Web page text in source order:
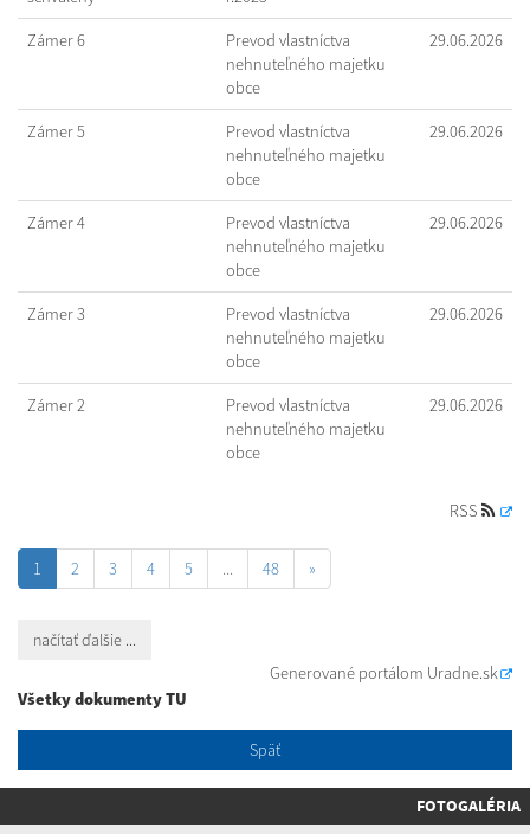
Zámer 6
Prevod vlastníctva
nehnuteľného majetku
obce
29.06.2026
Zámer 5
Prevod vlastníctva
nehnuteľného majetku
obce
29.06.2026
Zámer 4
Prevod vlastníctva
nehnuteľného majetku
obce
29.06.2026
Zámer 3
Prevod vlastníctva
nehnuteľného majetku
obce
29.06.2026
Zámer 2
Prevod vlastníctva
nehnuteľného majetku
obce
29.06.2026
RSS
1 2 3 4 5 ... 48 »
načítať ďalšie ...
Generované portálom Uradne.sk
Všetky dokumenty TU
Späť
FOTOGALÉRIA